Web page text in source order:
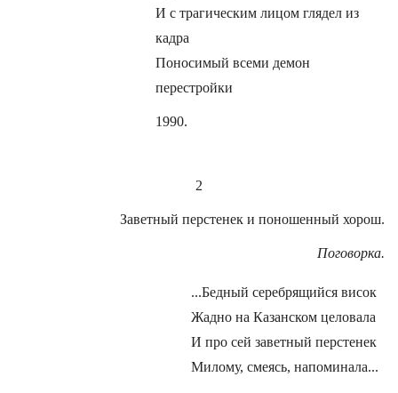
И с трагическим лицом глядел из
кадра
Поносимый всеми демон
перестройки
1990.
2
Заветный перстенек и поношенный хорош.
Поговорка.
...Бедный серебрящийся висок
Жадно на Казанском целовала
И про сей заветный перстенек
Милому, смеясь, напоминала...